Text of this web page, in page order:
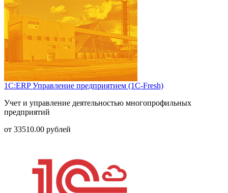
1С:ERP Управление предприятием (1С-Fresh)
Учет и управление деятельностью многопрофильных
предприятий
от 33510.00 рублей